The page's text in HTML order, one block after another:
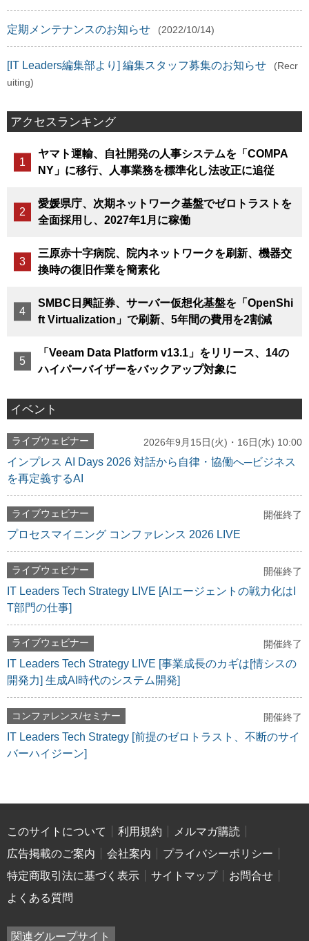
定期メンテナンスのお知らせ (2022/10/14)
[IT Leaders編集部より] 編集スタッフ募集のお知らせ
(Recr
uiting)
アクセスランキング
ヤマト運輸、自社開発の人事システムを「COMPA
NY」に移行、人事業務を標準化し法改正に追従
愛媛県庁、次期ネットワーク基盤でゼロトラストを
全面採用し、2027年1月に稼働
三原赤十字病院、院内ネットワークを刷新、機器交
換時の復旧作業を簡素化
SMBC日興証券、サーバー仮想化基盤を「OpenShi
ft Virtualization」で刷新、5年間の費用を2割減
「Veeam Data Platform v13.1」をリリース、14の
ハイパーバイザーをバックアップ対象に
イベント
ライブウェビナー 2026年9月15日(火)・16日(水) 10:00
インプレス AI Days 2026 対話から自律・協働へ─ビジネス
を再定義するAI
ライブウェビナー 開催終了
プロセスマイニング コンファレンス 2026 LIVE
ライブウェビナー 開催終了
IT Leaders Tech Strategy LIVE [AIエージェントの戦力化はI
T部門の仕事]
ライブウェビナー 開催終了
IT Leaders Tech Strategy LIVE [事業成長のカギは[情シスの
開発力] 生成AI時代のシステム開発]
コンファレンス/セミナー 開催終了
IT Leaders Tech Strategy [前提のゼロトラスト、不断のサイ
バーハイジーン]
このサイトについて 利用規約
メルマガ購読
広告掲載のご案内
会社案内
プライバシーポリシー
特定商取引法に基づく表示
サイトマップ
お問合せ
よくある質問
関連グループサイト